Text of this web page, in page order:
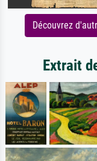
Découvrez
Extrait